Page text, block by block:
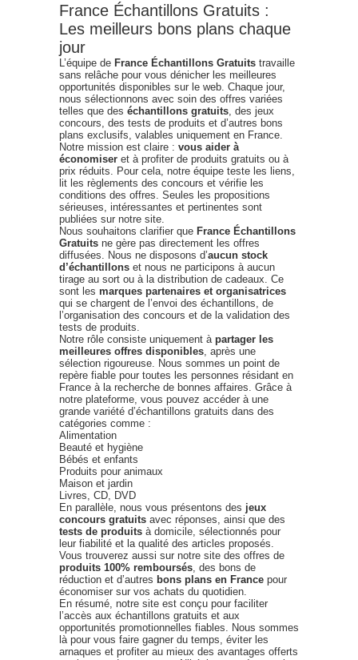
France Échantillons Gratuits :
Les meilleurs bons plans chaque
jour
L’équipe de France Échantillons Gratuits travaille
sans relâche pour vous dénicher les meilleures
opportunités disponibles sur le web. Chaque jour,
nous sélectionnons avec soin des offres variées
telles que des échantillons gratuits , des jeux
concours, des tests de produits et d’autres bons
plans exclusifs, valables uniquement en France.
Notre mission est claire : vous aider à
économiser et à profiter de produits gratuits ou à
prix réduits. Pour cela, notre équipe teste les liens,
lit les règlements des concours et vérifie les
conditions des offres. Seules les propositions
sérieuses, intéressantes et pertinentes sont
publiées sur notre site.
Nous souhaitons clarifier que France Échantillons
Gratuits ne gère pas directement les offres
diffusées. Nous ne disposons d’aucun stock
d’échantillons et nous ne participons à aucun
tirage au sort ou à la distribution de cadeaux. Ce
sont les marques partenaires et organisatrices
qui se chargent de l’envoi des échantillons, de
l’organisation des concours et de la validation des
tests de produits.
Notre rôle consiste uniquement à partager les
meilleures offres disponibles , après une
sélection rigoureuse. Nous sommes un point de
repère fiable pour toutes les personnes résidant en
France à la recherche de bonnes affaires. Grâce à
notre plateforme, vous pouvez accéder à une
grande variété d’échantillons gratuits dans des
catégories comme :
Alimentation
Beauté et hygiène
Bébés et enfants
Produits pour animaux
Maison et jardin
Livres, CD, DVD
En parallèle, nous vous présentons des jeux
concours gratuits avec réponses, ainsi que des
tests de produits à domicile, sélectionnés pour
leur fiabilité et la qualité des articles proposés.
Vous trouverez aussi sur notre site des offres de
produits 100% remboursés , des bons de
réduction et d’autres bons plans en France pour
économiser sur vos achats du quotidien.
En résumé, notre site est conçu pour faciliter
l’accès aux échantillons gratuits et aux
opportunités promotionnelles fiables. Nous sommes
là pour vous faire gagner du temps, éviter les
arnaques et profiter au mieux des avantages offerts